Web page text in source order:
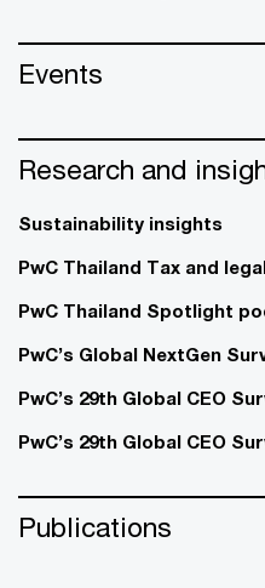
Events
Research and
Sustainability insights
PwC Thailand Tax and
PwC Thailand Spotlight
PwC’s Global NextGen
PwC’s 29th Global CEO
PwC’s 29th Global CEO
Publications